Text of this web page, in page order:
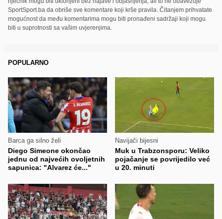
SportSport.ba da obriše sve komentare koji krše pravila. Čitanjem prihvatate
mogućnost da među komentarima mogu biti pronađeni sadržaji koji mogu
biti u suprotnosti sa vašim uvjerenjima.
POPULARNO
Barca ga silno želi
Diego Simeone okončao
jednu od najvećih ovoljetnih
sapunica: "Alvarez će..."
Navijači bijesni
Muk u Trabzonsporu: Veliko
pojačanje se povrijedilo već
u 20. minuti